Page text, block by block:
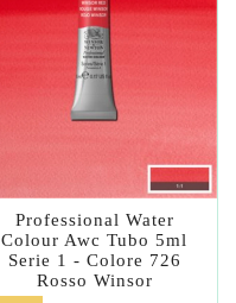
Professional Water
Colour Awc Tubo 5ml
Serie 1 - Colore 726
Rosso Winsor